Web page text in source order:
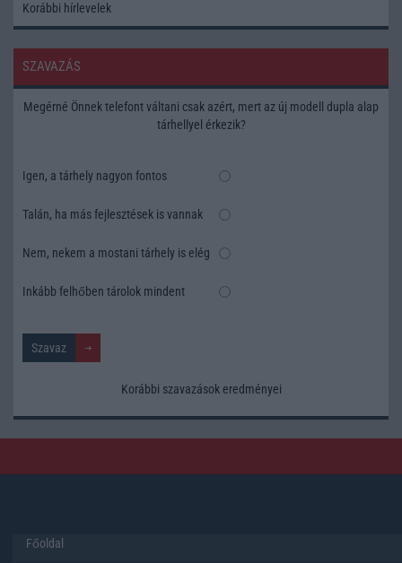
Korábbi hírlevelek
SZAVAZÁS
Megérné Önnek telefont váltani csak azért, mert az új modell dupla alap
tárhellyel érkezik?
Igen, a tárhely nagyon fontos
Talán, ha más fejlesztések is vannak
Nem, nekem a mostani tárhely is elég
Inkább felhőben tárolok mindent
Korábbi szavazások eredményei
Főoldal